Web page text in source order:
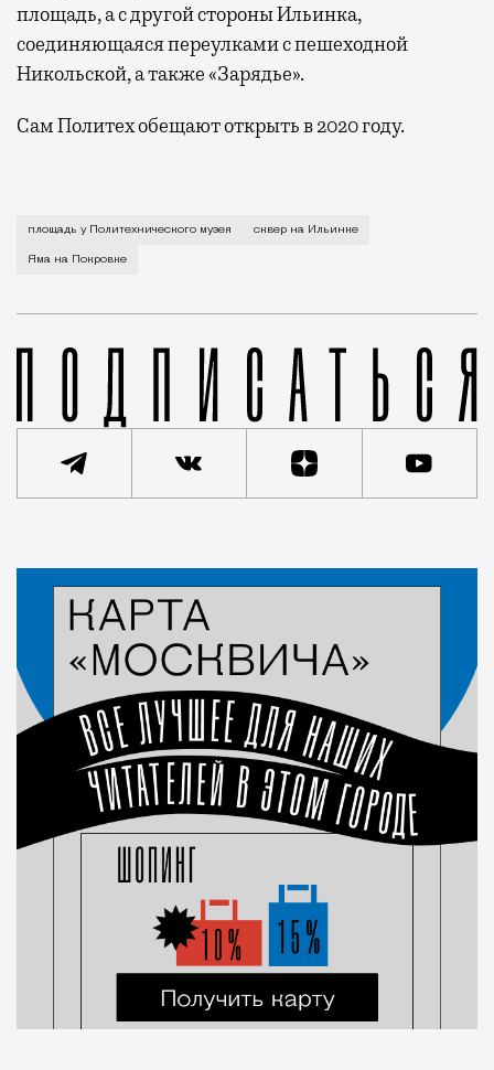
площадь, а с другой стороны Ильинка,
соединяющаяся переулками с пешеходной
Никольской, а также «Зарядье».
Сам Политех обещают открыть в 2020 году.
Не с первого раза удалось определить, что же
площадь у Политехнического музея сквер на Ильинке
Яма на Покровке
Город